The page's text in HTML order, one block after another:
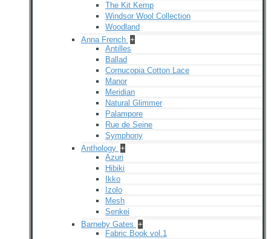
The Kit Kemp
Windsor Wool Collection
Woodland
Anna French +
Antilles
Ballad
Cornucopia Cotton Lace
Manor
Meridian
Natural Glimmer
Palampore
Rue de Seine
Symphony
Anthology +
Azuri
Hibiki
Ikko
Izolo
Mesh
Senkei
Barneby Gates +
Fabric Book vol.1